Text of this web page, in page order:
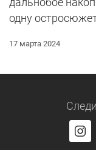
одну
17 марта 2024